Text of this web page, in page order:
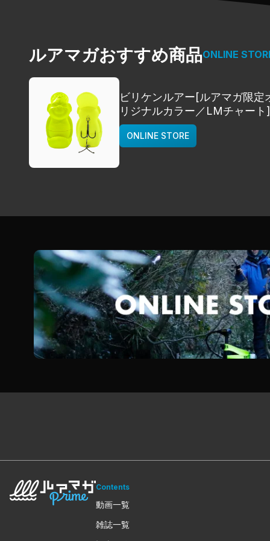
ルアマガおすすめ商品ONLINE
ビリケンルアー[ルアマガ限定
リジナルカラー／LMチャート]
deps
ONLINE STORE
Contents
動画一覧
雑誌一覧